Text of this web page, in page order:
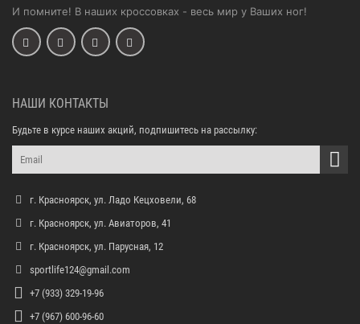
И помните! В наших кроссовках - весь мир у Ваших ног!
НАШИ КОНТАКТЫ
Будьте в курсе наших акций, подпишитесь на рассылку:
г. Красноярск, ул. Ладо Кецховели, 68
г. Красноярск, ул. Авиаторов, 41
г. Красноярск, ул. Парусная, 12
sportlife124@gmail.com
+7 (933) 329-19-96
+7 (967) 600-96-60